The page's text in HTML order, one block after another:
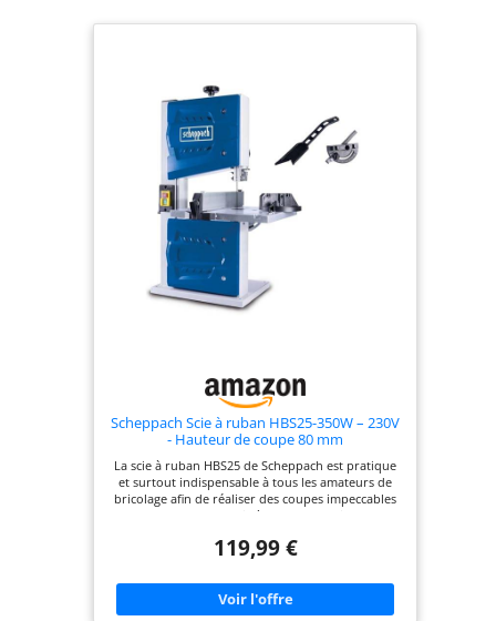
Scheppach Scie à ruban HBS25-350W – 230V
- Hauteur de coupe 80 mm
La scie à ruban HBS25 de Scheppach est pratique
et surtout indispensable à tous les amateurs de
bricolage afin de réaliser des coupes impeccables
Le moteur de cette scie à ruban est puissant de
rotation de 1400 min-1 et une vitesse de ruban de
grande table de travail de 300 x 300 mm afin de
travailler en sécurité et aisance Par ailleurs, la
table de cette scie à ruban est inclinable en
119,99 €